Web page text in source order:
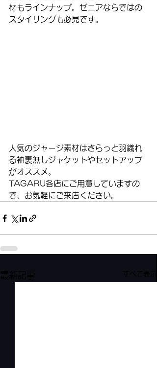
材もラインナップ。ゼニアならではの
スタイリングも必見です。
人気のジャージ素材はさらっと羽織れ
る袖裏無しジャケットやセットアップ
がオススメ。
TAGARU各店にご用意していますの
で、お気軽にご来店ください。